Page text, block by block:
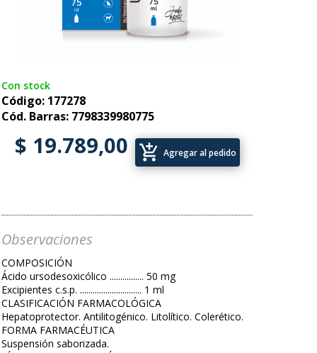
Con stock
Código: 177278
Cód. Barras: 7798339980775
$ 19.789,00 add_shopping_cart Agregar al pedido
Observaciones
COMPOSICIÓN
Ácido ursodesoxicólico ................ 50 mg
Excipientes c.s.p. ............................. 1 ml
CLASIFICACIÓN FARMACOLÓGICA
Hepatoprotector. Antilitogénico. Litolítico. Colerético.
FORMA FARMACÉUTICA
Suspensión saborizada.